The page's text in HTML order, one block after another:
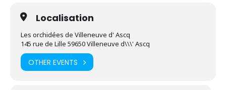
Localisation
Les orchidées de Villeneuve d' Ascq
145 rue de Lille 59650 Villeneuve d\\\' Ascq
OTHER EVENTS